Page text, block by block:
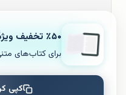
٪۵۰ تخفیف ویژۀ اولین خرید
برای کتاب‌های
کپی